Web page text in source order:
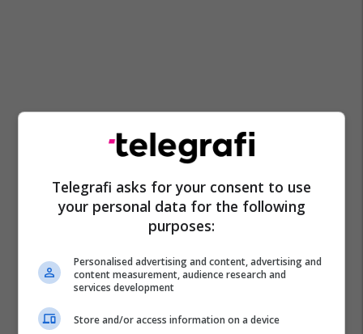
Telegrafi asks for your consent to use
your personal data for the following
purposes:
Personalised advertising and content, advertising and
content measurement, audience research and
services development
Store and/or access information on a device